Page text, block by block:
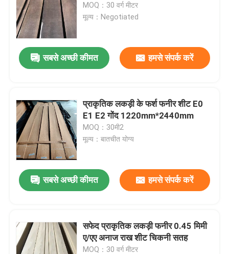
MOQ：30 वर्ग मीटर
मूल्य：Negotiated
सबसे अच्छी कीमत हमसे संपर्क करें
प्राकृतिक लकड़ी के फर्श फनीर शीट E0
E1 E2 गोंद 1220mm*2440mm
MOQ：30मी2
मूल्य：बातचीत योग्य
सबसे अच्छी कीमत हमसे संपर्क करें
सफेद प्राकृतिक लकड़ी फनीर 0.45 मिमी
ए/एए अनाज राख शीट चिकनी सतह
MOQ：30 वर्ग मीटर